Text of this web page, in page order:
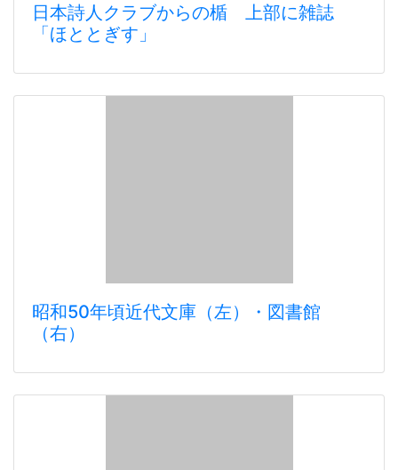
日本詩人クラブからの楯 上部に雑誌
「ほととぎす」
昭和50年頃近代文庫（左）・図書館
（右）